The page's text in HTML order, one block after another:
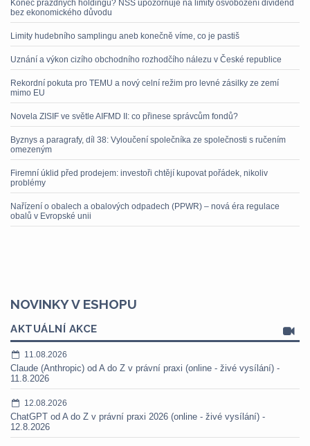
Konec prázdných holdingů? NSS upozorňuje na limity osvobození dividend
bez ekonomického důvodu
Limity hudebního samplingu aneb konečně víme, co je pastiš
Uznání a výkon cizího obchodního rozhodčího nálezu v České republice
Rekordní pokuta pro TEMU a nový celní režim pro levné zásilky ze zemí
mimo EU
Novela ZISIF ve světle AIFMD II: co přinese správcům fondů?
Byznys a paragrafy, díl 38: Vyloučení společníka ze společnosti s ručením
omezeným
Firemní úklid před prodejem: investoři chtějí kupovat pořádek, nikoliv
problémy
Nařízení o obalech a obalových odpadech (PPWR) – nová éra regulace
obalů v Evropské unii
NOVINKY V ESHOPU
AKTUÁLNÍ AKCE
11.08.2026
Claude (Anthropic) od A do Z v právní praxi (online - živé vysílání) -
11.8.2026
12.08.2026
ChatGPT od A do Z v právní praxi 2026 (online - živé vysílání) -
12.8.2026